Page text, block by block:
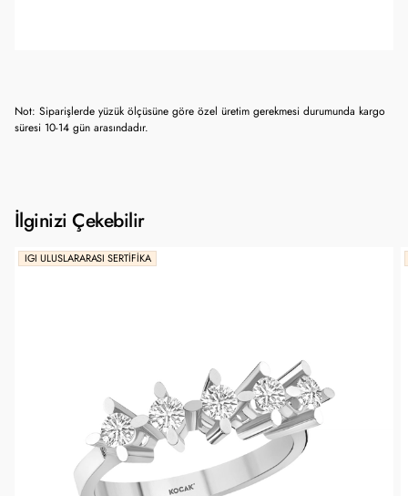
Not: Siparişlerde yüzük ölçüsüne göre özel üretim gerekmesi durumunda kargo
süresi 10-14 gün arasındadır.
İlginizi Çekebilir
IGI ULUSLARARASI SERTIFIKA